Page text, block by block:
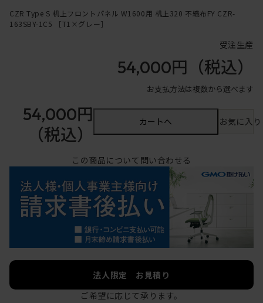
CZR Type S 机上フロントパネル W1600用 机上320 不織布FY CZR-
163SBY-1C5 ［T1×グレー］
受注生産
54,000円 （税込）
お支払方法は複数から選べます
54,000円
（税込）
カートへ お気に入
この商品について問い合わせる
法人限定 お見積り
ご希望に応じて承ります。